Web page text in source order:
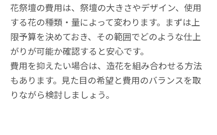
花祭壇の費用は、祭壇の大きさやデザイン、使用
する花の種類・量によって変わります。まずは上
限予算を決めておき、その範囲でどのような仕上
がりが可能か確認すると安心です。
費用を抑えたい場合は、造花を組み合わせる方法
もあります。見た目の希望と費用のバランスを取
りながら検討しましょう。